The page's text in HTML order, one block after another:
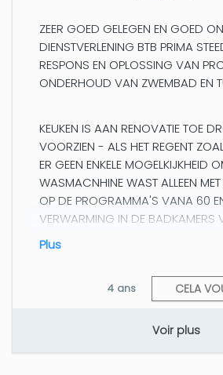
ZEER GOED GELEGEN EN GOED
DIENSTVERLENING BTB PRIMA
RESPONS EN OPLOSSING VAN
ONDERHOUD VAN ZWEMBAD EN
KEUKEN IS AAN RENOVATIE TOE
VOORZIEN - ALS HET REGENT
ER GEEN ENKELE MOGELKIJKHEID
WASMACNHINE WAST ALLEEN
OP DE PROGRAMMA'S VANA 60
VERWARMING IN DE BADKAMERS
plus
CELA
4 ans
Heel erg bedankt
Voir plus